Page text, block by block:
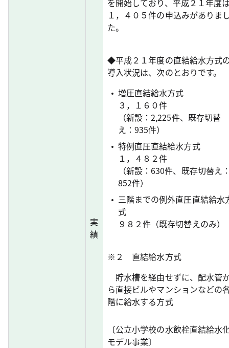
実
績
を開始しており、平成２１年度
１，４０５件の申込みがありま
た。
◆平成２１年度の直結給水方式
導入状況は、次のとおりです。
増圧直結給水方式
３，１６０件
（新設：2,225件、既存切替
え：935件）
特例直圧直結給水方式
１，４８２件
（新設：630件、既存切替え
852件）
三階までの例外直圧直結給水
式
９８２件（既存切替えのみ）
※２ 直結給水方式
貯水槽を経由せずに、配水管
ら直接ビルやマンションなどの
階に給水する方式
〔公立小学校の水飲栓直結給水
モデル事業〕